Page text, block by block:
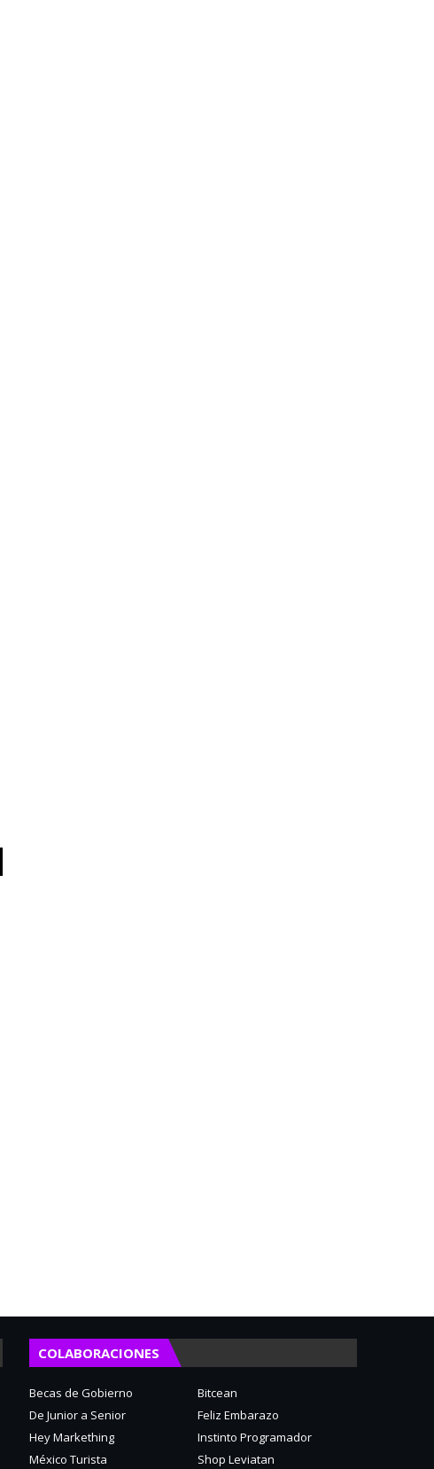
COLABORACIONES
Becas de Gobierno
Bitcean
De Junior a Senior
Feliz Embarazo
Hey Markething
Instinto Programador
México Turista
Shop Leviatan